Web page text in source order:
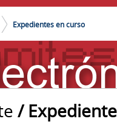
Expedientes en curso
/